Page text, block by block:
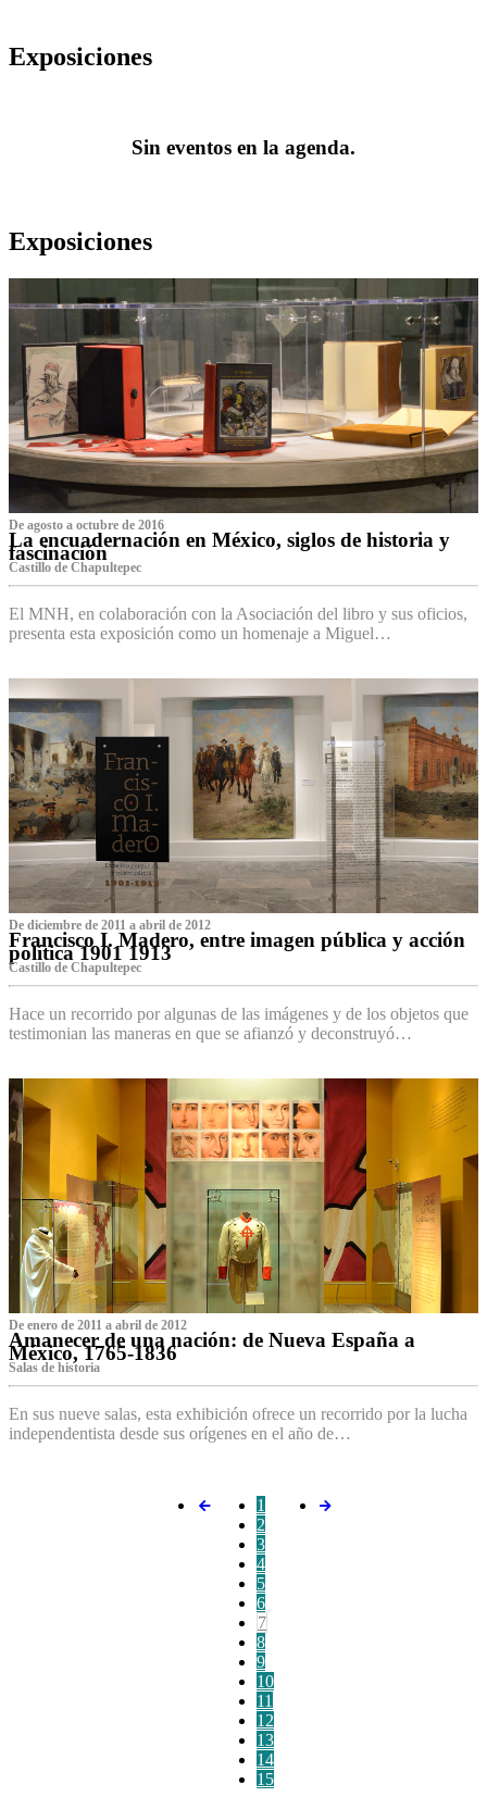
Exposiciones
Sin eventos en la agenda.
Exposiciones
De agosto a octubre de 2016
La encuadernación en México, siglos de historia y
fascinación
Castillo de Chapultepec
El MNH, en colaboración con la Asociación del libro y sus oficios,
presenta esta exposición como un homenaje a Miguel…
De diciembre de 2011 a abril de 2012
Francisco I. Madero, entre imagen pública y acción
política 1901 1913
Castillo de Chapultepec
Hace un recorrido por algunas de las imágenes y de los objetos que
testimonian las maneras en que se afianzó y deconstruyó…
De enero de 2011 a abril de 2012
Amanecer de una nación: de Nueva España a
México, 1765-1836
Salas de historia
En sus nueve salas, esta exhibición ofrece un recorrido por la lucha
independentista desde sus orígenes en el año de…
1
2
3
4
5
6
7
8
9
10
11
12
13
14
15